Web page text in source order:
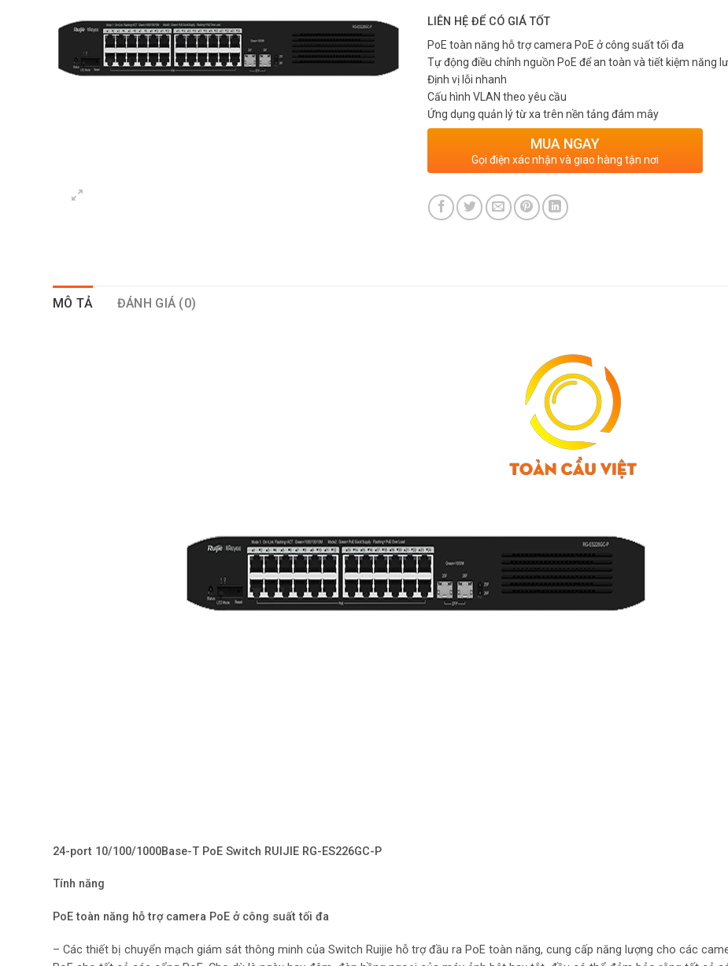
LIÊN HỆ ĐỂ CÓ GIÁ TỐT
PoE toàn năng hỗ trợ camera PoE ở công suất tối đa
Tự động điều chỉnh nguồn PoE để an toàn và tiết kiệm năng
Định vị lỗi nhanh
Cấu hình VLAN theo yêu cầu
Ứng dụng quản lý từ xa trên nền tảng đám mây
MUA NGAY
Gọi điện xác nhận và giao hàng tận nơi
MÔ TẢ ĐÁNH GIÁ (0)
24-port 10/100/1000Base-T PoE Switch RUIJIE RG-ES226GC-P
Tính năng
PoE toàn năng hỗ trợ camera PoE ở công suất tối đa
– Các thiết bị chuyển mạch giám sát thông minh của Switch Ruijie hỗ trợ đầu ra PoE toàn năng, cung cấp năng lượng cho các